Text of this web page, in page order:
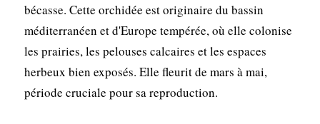
bécasse. Cette orchidée est originaire du bassin
méditerranéen et d'Europe tempérée, où elle colonise
les prairies, les pelouses calcaires et les espaces
herbeux bien exposés. Elle fleurit de mars à mai,
période cruciale pour sa reproduction.